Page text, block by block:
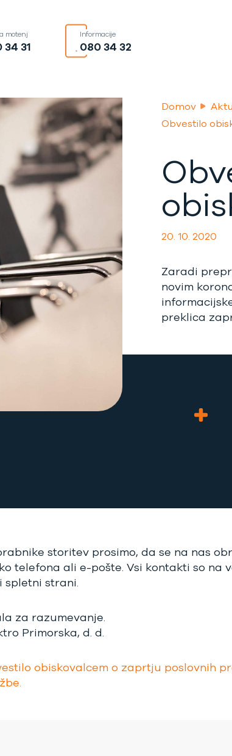
motenj
34 31
Informacije
080 34 32
Domov
Obvestilo
20. 10. 2020
Zaradi
novim
preklica
storitev prosimo, da se na nas
telefona ali e-pošte. Vsi kontakti so na
spletni strani.
za razumevanje.
Primorska, d. d.
obiskovalcem o zaprtju poslovnih